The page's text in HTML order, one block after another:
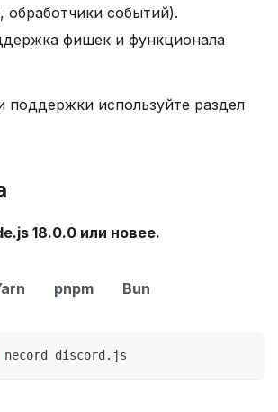
обработчики событий).
фишек и функционала
поддержки используйте раздел
18.0.0 или новее.
pnpm Bun
necord discord.js